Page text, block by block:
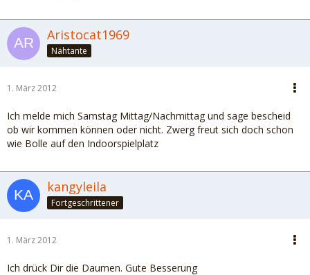
Aristocat1969
Nähtante
1. März 2012
Ich melde mich Samstag Mittag/Nachmittag und sage bescheid
ob wir kommen können oder nicht. Zwerg freut sich doch schon
wie Bolle auf den Indoorspielplatz
kangyleila
Fortgeschrittener
1. März 2012
Ich drück Dir die Daumen. Gute Besserung